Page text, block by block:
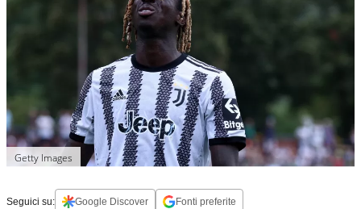
Getty Images
Seguici su: Google Discover Fonti preferite